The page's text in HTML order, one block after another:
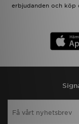
erbjudanden och köp